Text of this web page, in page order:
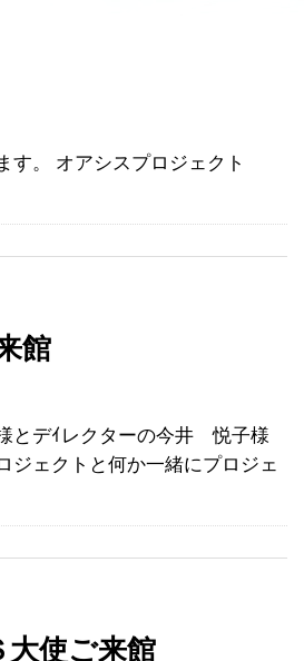
す。 オアシスプロジェクト
館
とデｲレクターの今井 悦子様
ェクトと何か一緒にプロジェ
使ご来館